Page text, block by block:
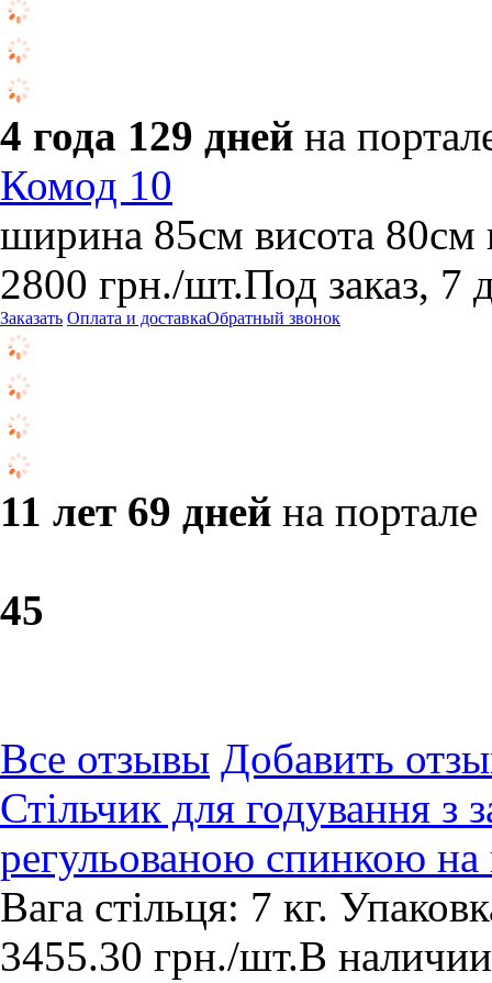
4 года 129 дней на
Комод 10
ширина 85см висота 80см
2800 грн./шт.Под заказ, 7
Заказать Оплата и доставкаОбратный звонок
11 лет 69 дней на портале
45
Все отзывы Добавить
Стільчик для годування з
регульованою спинкою на
Вага стільця: 7 кг.
3455.30 грн./шт.В наличии